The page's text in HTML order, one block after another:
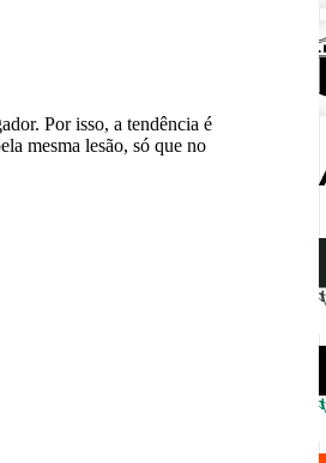
Por isso, a tendência é
mesma lesão, só que no